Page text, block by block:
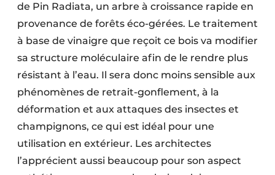
Sécurité incendie
Software
Techniques ferroviaires
Travaux ferroviaires
de Pin Radiata, un arbre à croissance rapide en
provenance de forêts éco-gérées. Le traitement
à base de vinaigre que reçoit ce bois va modifier
sa structure moléculaire afin de le rendre plus
résistant à l’eau. Il sera donc moins sensible aux
phénomènes de retrait-gonflement, à la
déformation et aux attaques des insectes et
champignons, ce qui est idéal pour une
utilisation en extérieur. Les architectes
l’apprécient aussi beaucoup pour son aspect